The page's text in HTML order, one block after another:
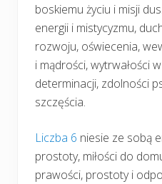
boskiemu życiu i misji
energii i mistycyzmu,
rozwoju, oświecenia,
i mądrości, wytrwałości
determinacji, zdolności
szczęścia.
Liczba 6 niesie ze sobą
prostoty, miłości do
prawości, prostoty i